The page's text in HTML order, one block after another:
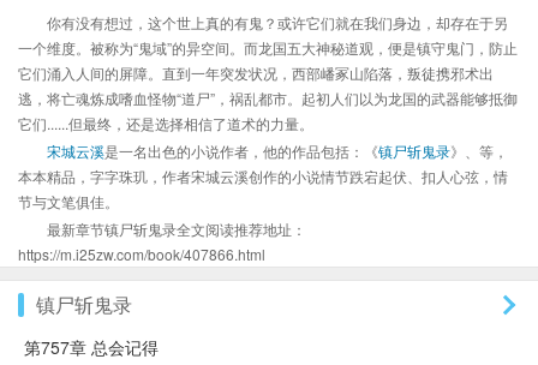
你有没有想过，这个世上真的有鬼？或许它们就在我们身边，却存在于另
一个维度。被称为“鬼域”的异空间。而龙国五大神秘道观，便是镇守鬼门，防止
它们涌入人间的屏障。直到一年突发状况，西部嶓冢山陷落，叛徒携邪术出
逃，将亡魂炼成嗜血怪物“道尸”，祸乱都市。起初人们以为龙国的武器能够抵御
它们......但最终，还是选择相信了道术的力量。
宋城云溪是一名出色的小说作者，他的作品包括：《镇尸斩鬼录》、等，
本本精品，字字珠玑，作者宋城云溪创作的小说情节跌宕起伏、扣人心弦，情
节与文笔俱佳。
最新章节镇尸斩鬼录全文阅读推荐地址：
https://m.i25zw.com/book/407866.html
镇尸斩鬼录
第757章 总会记得